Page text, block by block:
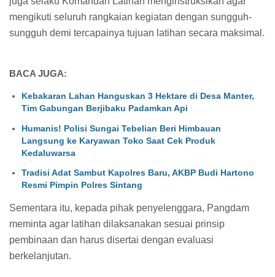
mengikuti seluruh rangkaian kegiatan dengan sungguh-
sungguh demi tercapainya tujuan latihan secara maksimal.
BACA JUGA:
Kebakaran Lahan Hanguskan 3 Hektare di Desa Manter,
Tim Gabungan Berjibaku Padamkan Api
Humanis! Polisi Sungai Tebelian Beri Himbauan
Langsung ke Karyawan Toko Saat Cek Produk
Kedaluwarsa
Tradisi Adat Sambut Kapolres Baru, AKBP Budi Hartono
Resmi Pimpin Polres Sintang
Sementara itu, kepada pihak penyelenggara, Pangdam
meminta agar latihan dilaksanakan sesuai prinsip
pembinaan dan harus disertai dengan evaluasi
berkelanjutan.